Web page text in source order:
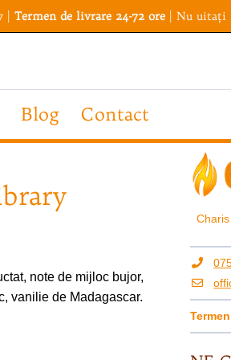
Termen de livrare 24-72 ore | Nu uitaţi
Blog Contact
note de mijloc bujor,
vanilie de Madagascar.